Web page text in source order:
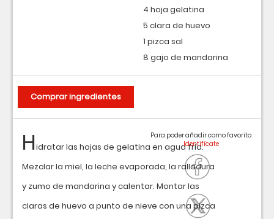
Hidratar las hojas de gelatina en agua fría.
Mezclar la miel, la leche evaporada, la ralladura
y zumo de mandarina y calentar. Montar las
claras de huevo a punto de nieve con una pizca
Para poder añadir como favorito
4 hoja gelatina
5 clara de huevo
1 pizca sal
8 gajo de mandarina
Comprar ingredientes